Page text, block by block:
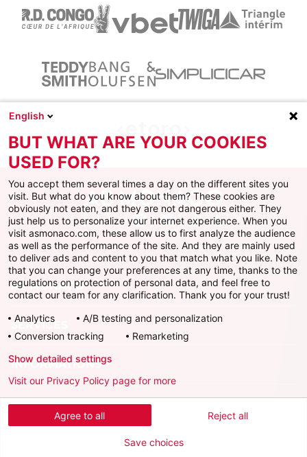
Facebook
X Instagram
YoutubeTikTokTwitch
AS MONACO
SERVICES
INFORMATIONS
Télécharger l'AS Monaco App
English
BUT WHAT ARE YOUR COOKIES
USED FOR?
You accept them several times a day on the different sites you
visit. But what do you know about them? These cookies are
obviously not eaten, and they are not dangerous either. They
just help us to personalize your internet experience. When you
visit asmonaco.com, these allow us to first analyze the audience
as well as the performance of the site. And they are mainly used
to deliver ads and content to you that match what you like. Note
that you can change your preferences at any time, thanks to the
regulations on protection of personal data, and feel free to
contact our team for any clarification. Thank you for your trust!
Analytics
A/B testing and personalization
Conversion tracking
Remarketing
Agree to all Reject all
Show detailed settings
Visit our Privacy Policy page for more
Save choices